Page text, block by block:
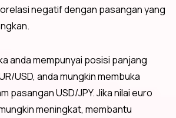
negatif dengan pasangan yang
anda mempunyai posisi panjang
USD, anda mungkin membuka
pasangan USD/JPY. Jika nilai euro
meningkat, membantu